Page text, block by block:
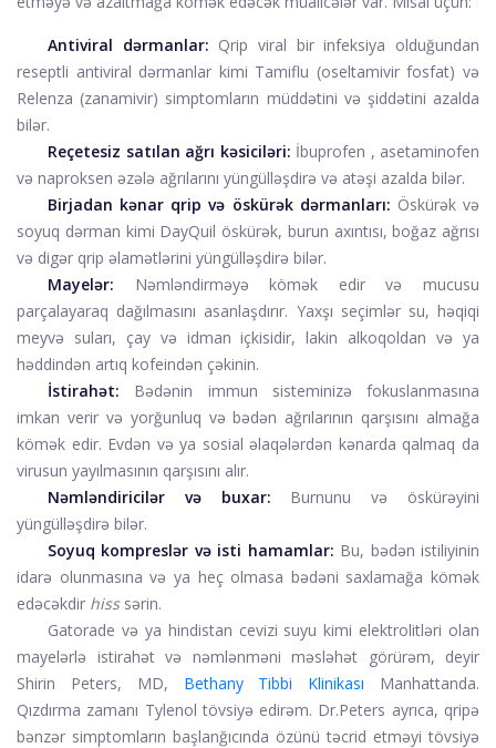
Antiviral dərmanlar: Qrip viral bir infeksiya olduğundan
reseptli antiviral dərmanlar kimi Tamiflu (oseltamivir fosfat) və
Relenza (zanamivir) simptomların müddətini və şiddətini azalda
bilər.
Reçetesiz satılan ağrı kəsiciləri: İbuprofen , asetaminofen
və naproksen əzələ ağrılarını yüngülləşdirə və atəşi azalda bilər.
Birjadan kənar qrip və öskürək dərmanları: Öskürək və
soyuq dərman kimi DayQuil öskürək, burun axıntısı, boğaz ağrısı
və digər qrip əlamətlərini yüngülləşdirə bilər.
Mayelər:
Nəmləndirməyə kömək edir və mucusu
parçalayaraq dağılmasını asanlaşdırır. Yaxşı seçimlər su, həqiqi
meyvə suları, çay və idman içkisidir, lakin alkoqoldan və ya
həddindən artıq kofeindən çəkinin.
İstirahət:
Bədənin immun sisteminizə fokuslanmasına
imkan verir və yorğunluq və bədən ağrılarının qarşısını almağa
kömək edir. Evdən və ya sosial əlaqələrdən kənarda qalmaq da
virusun yayılmasının qarşısını alır.
Nəmləndiricilər və buxar:
Burnunu və öskürəyini
yüngülləşdirə bilər.
Soyuq kompreslər və isti hamamlar: Bu, bədən istiliyinin
idarə olunmasına və ya heç olmasa bədəni saxlamağa kömək
edəcəkdir hiss sərin.
Gatorade və ya hindistan cevizi suyu kimi elektrolitləri olan
mayelərlə istirahət və nəmlənməni məsləhət görürəm, deyir
Shirin Peters, MD,
Bethany Tibbi Klinikası
Manhattanda.
Qızdırma zamanı Tylenol tövsiyə edirəm. Dr.Peters ayrıca, qripə
bənzər simptomların başlanğıcında özünü təcrid etməyi tövsiyə